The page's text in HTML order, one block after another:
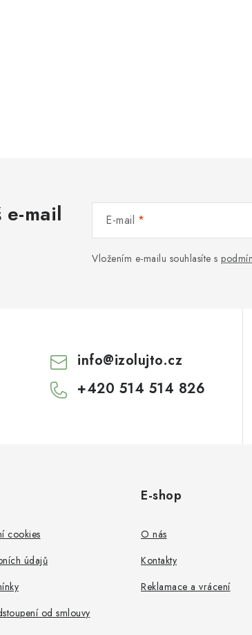
mail E-mail
Vložením e-mailu souhlasíte s
info@izolujto.cz
+420 514 514 826
cookies
údajů
od smlouvy
E-shop
O nás
Kontakty
Reklamace a vrácení